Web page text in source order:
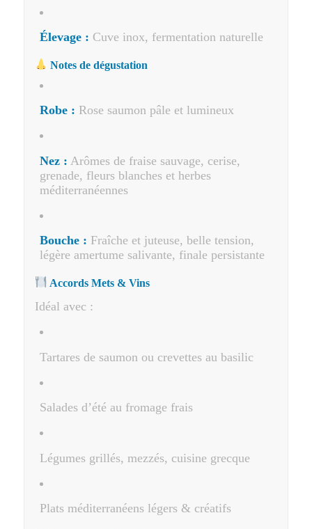
Élevage : Cuve inox, fermentation naturelle
Notes de dégustation
Robe : Rose saumon pâle et lumineux
Nez : Arômes de fraise sauvage, cerise,
grenade, fleurs blanches et herbes
méditerranéennes
Bouche : Fraîche et juteuse, belle tension,
légère amertume salivante, finale persistante
Accords Mets & Vins
Idéal avec :
Tartares de saumon ou crevettes au basilic
Salades d’été au fromage frais
Légumes grillés, mezzés, cuisine grecque
Plats méditerranéens légers & créatifs